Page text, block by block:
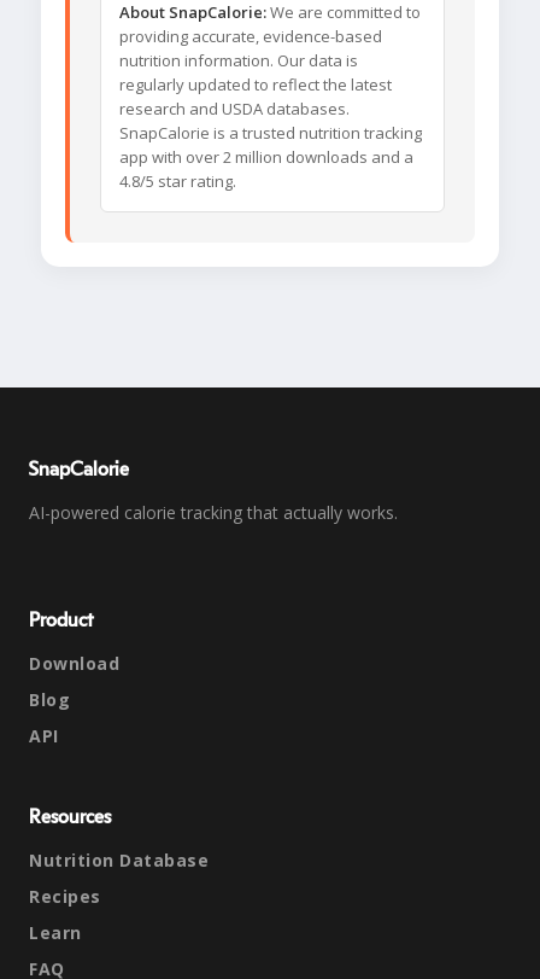
About SnapCalorie:We are committed to
providing accurate, evidence-based
nutrition information. Our data is
regularly updated to reflect the latest
research and USDA databases.
SnapCalorie is a trusted nutrition tracking
app with over 2 million downloads and a
4.8/5 star rating.
SnapCalorie
AI-powered calorie tracking that actually works.
Product
Download
Blog
API
Resources
Nutrition Database
Recipes
Learn
FAQ